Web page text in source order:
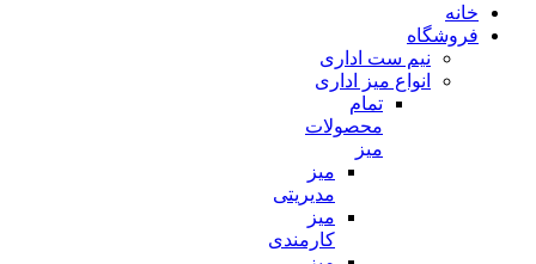
خانه
فروشگاه
نیم ست اداری
انواع میز اداری
تمام
محصولات
میز
میز
مدیریتی
میز
کارمندی